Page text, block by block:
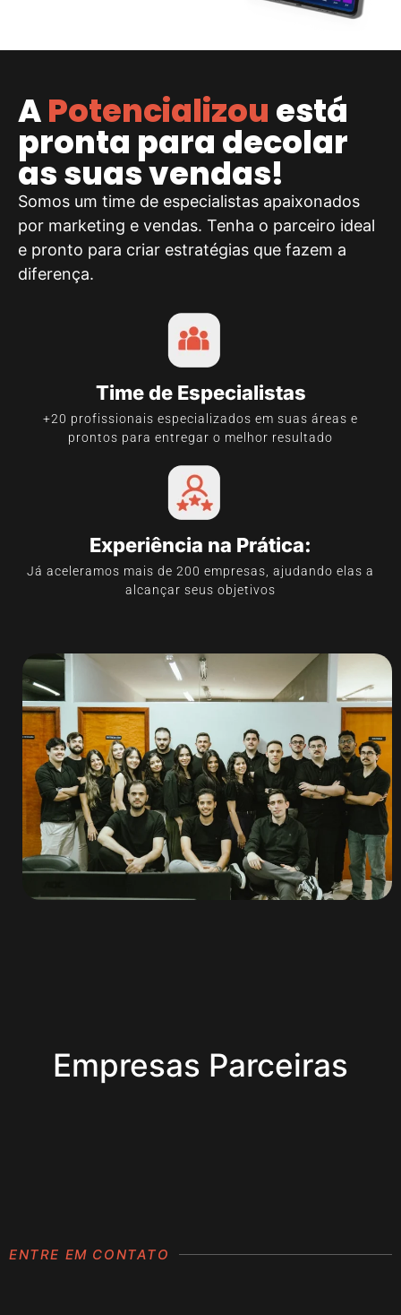
APotencializou está
pronta para decolar
as suas vendas!
Somos um time de especialistas apaixonados
por marketing e vendas. Tenha o parceiro ideal
e pronto para criar estratégias que fazem a
diferença.
Time de Especialistas
+20 profissionais especializados em suas áreas e
prontos para entregar o melhor resultado
Experiência na Prática:
Já aceleramos mais de 200 empresas, ajudando elas a
alcançar seus objetivos
Empresas Parceiras
ENTRE EM CONTATO